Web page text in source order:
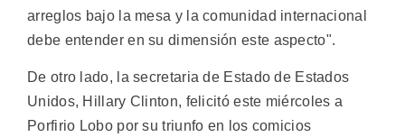
arreglos bajo la mesa y la comunidad internacional
debe entender en su dimensión este aspecto".
De otro lado, la secretaria de Estado de Estados
Unidos, Hillary Clinton, felicitó este miércoles a
Porfirio Lobo por su triunfo en los comicios